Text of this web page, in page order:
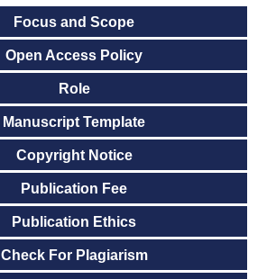
Focus and Scope
Open Access Policy
Role
Manuscript Template
Copyright Notice
Publication Fee
Publication Ethics
Check For Plagiarism